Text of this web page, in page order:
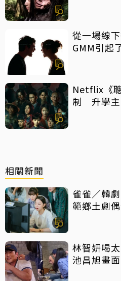
從一場線
GMM引起
Netflix《
制 升學主
相關新聞
雀雀／韓
範鄉土劇
林智妍喝
池昌旭畫面